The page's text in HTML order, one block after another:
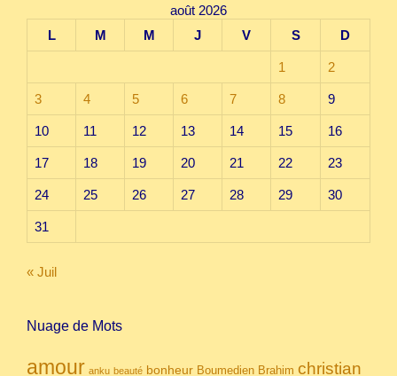
août 2026
L
M M J V S D
1 2
3 4 5 6 7 8 9
10 11 12 13 14 15 16
17 18 19 20 21 22 23
24 25 26 27 28 29 30
31
« Juil
Nuage de Mots
amour anku beauté bonheur Boumedien Brahim christian